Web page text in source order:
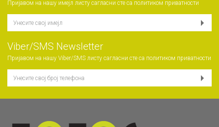
Пријавом на нашу имејл листу сагласни сте са политиком приватности
Viber/SMS Newsletter
Пријавом на нашу Viber/SMS листу сагласни сте са политиком приватности